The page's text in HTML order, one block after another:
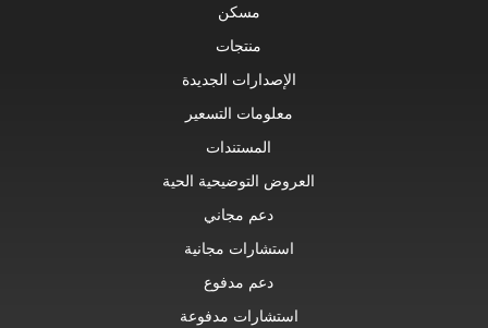
مسكن
منتجات
الإصدارات الجديدة
معلومات التسعير
المستندات
العروض التوضيحية الحية
دعم مجاني
استشارات مجانية
دعم مدفوع
استشارات مدفوعة